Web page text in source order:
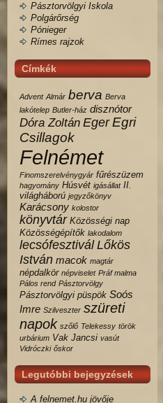
Pásztorvölgyi Iskola
Polgárőrség
Pónieger
Rímes rajzok
Címkék
Advent Almár berva Berva
lakótelep Butler-ház disznótor
Dóra Zoltán Eger Egri
Csillagok
Felnémet
Finomszerelvénygyár fűrészüzem
hagyomány Húsvét igásállat II.
világháború jegyzőkönyv
Karácsony kolostor
könyvtár Közösségi nap
Közösségépítők lakodalom
lecsófesztivál Lőkös
István macok magtár
népdalkör népviselet Práf malma
Pálos rend Pásztorvölgy
Pásztorvölgyi püspök Soós
Imre Szilveszter szüreti
napok szőlő Telekessy török
urbárium Vak Jancsi vasút
Vidróczki őskor
Legutóbbi bejegyzések
A felnemet.hu jövője